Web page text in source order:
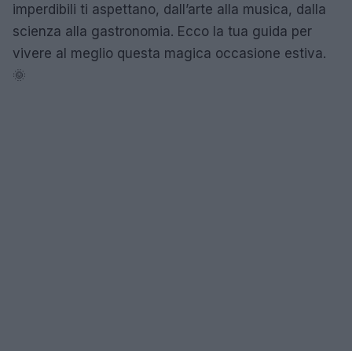
imperdibili ti aspettano, dall’arte alla musica, dalla
scienza alla gastronomia. Ecco la tua guida per
vivere al meglio questa magica occasione estiva.
🌞